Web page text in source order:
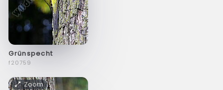
Grünspecht
f20759
Zoom